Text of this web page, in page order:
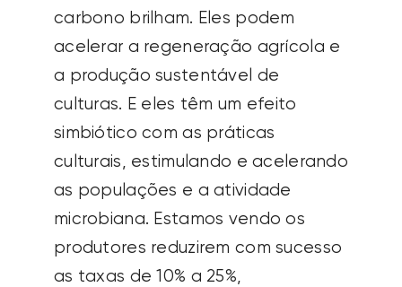
carbono brilham. Eles podem
acelerar a regeneração agrícola e
a produção sustentável de
culturas. E eles têm um efeito
simbiótico com as práticas
culturais, estimulando e acelerando
as populações e a atividade
microbiana. Estamos vendo os
produtores reduzirem com sucesso
as taxas de 10% a 25%,